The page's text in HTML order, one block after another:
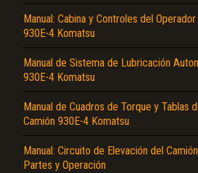
Manual: Cabina y Controles del
930E-4 Komatsu
Manual de Sistema de Lubricación
930E-4 Komatsu
Manual de Cuadros de Torque y Tablas
Camión 930E-4 Komatsu
Manual: Circuito de Elevación del
Partes y Operación
El Título es incorrecto según el
No carga o no se visualiza el